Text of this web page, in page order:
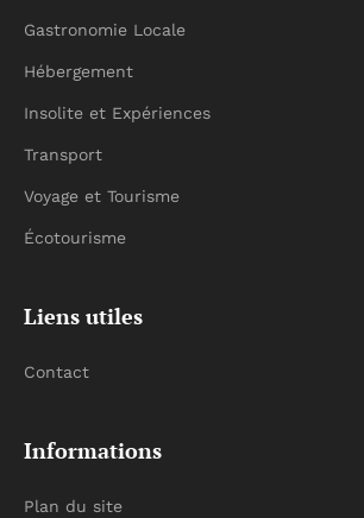
Gastronomie Locale
Hébergement
Insolite et Expériences
Transport
Voyage et Tourisme
Écotourisme
Liens utiles
Contact
Informations
Plan du site